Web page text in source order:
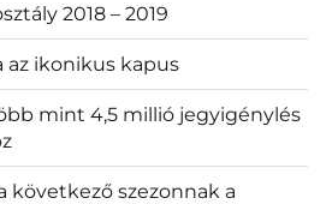
2018 – 2019
az ikonikus kapus
mint 4,5 millió jegyigénylés
következő szezonnak a